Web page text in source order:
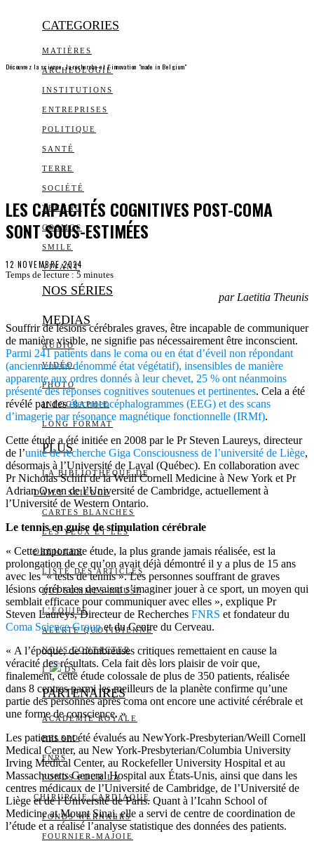
CATEGORIES
MATIÈRES
ARCHEOLOGIE
INSTITUTIONS
ENTREPRISES
POLITIQUE
SANTÉ
TERRE
SOCIÉTÉ
TECHNO
COSMOS
SMILE
VIVANT
NOS SÉRIES
MEDIAS
AUDIO
VIDÉO
PHOTO
INFOGRAPHIE
LONG FORMAT
PLUS
LA BIBLIOTHÈQUE DE
DAILY SCIENCE
CARTES BLANCHES
LES YEUX ET LES
OREILLES
LISTE DES ARTICLES
QUI SOMMES-NOUS?
L’ÉQUIPE
ALERTE QUOTIDIENNE
NOUS CONTACTER
I DS
PARTENAIRES
ACADÉMIE ROYALE
BELSPO
FNRS
FONDS POUR LA
CHIRURGIE CARDIAQUE
FONDS WERNAERS
FOURNIER-MAJOIE
Découvrez la science, la recherche et l’innovation "made in Belgium"
LES CAPACITÉS COGNITIVES POST-COMA
SONT SOUS-ESTIMÉES
12 NOVEMBRE 2024
Temps de lecture : 5 minutes
par Laetitia Theunis
Souffrir de lésions cérébrales graves, être incapable de communiquer
de manière visible, ne signifie pas nécessairement être inconscient.
Parmi 241 patients dans le coma ou en état d’éveil non répondant
(anciennement dénommé état végétatif), insensibles de manière
apparente aux ordres donnés à leur chevet, 25 % ont néanmoins
présenté des réponses cognitives soutenues et pertinentes. Cela a été
révélé par desélectroencéphalogrammes (EEG) et des scans
d’imagerie par résonance magnétique fonctionnelle (IRMf).
Cette étude a été initiée en 2008 par le Pr Steven Laureys, directeur
de l’unité de recherche Giga Consciousness de l’université de Liège,
désormais à l’Université de Laval (Québec). En collaboration avec
Pr Nicholas Schiff de la Weill Cornell Medicine à New York et Pr
Adrian Owen de l’Université de Cambridge, actuellement à
l’Université de Western Ontario.
Le tennis en guise de stimulation cérébrale
« Cette importante étude, la plus grande jamais réalisée, est la
prolongation de ce qu’on avait déjà démontré il y a plus de 15 ans
avec les « tests de tennis ». Les personnes souffrant de graves
lésions cérébrales devaient s’imaginer jouer à ce sport, un moyen qui
semblait efficace pour communiquer avec elles », explique Pr
Steven Laureys, Directeur de Recherches FNRS et fondateur du
Coma Science Groupet du Centre du Cerveau.
« A l’époque, de nombreuses critiques remettaient en cause la
véracité des résultats. Cela fait dès lors plaisir de voir que,
finalement, cette étude colossale de plus de 350 patients, réalisée
dans 8 centres parmi les meilleurs de la planète confirme qu’une
partie des personnes après coma ont encore une activité cérébrale et
une forme de conscience. »
Les patients ont été évalués au NewYork-Presbyterian/Weill Cornell
Medical Center, au New York-Presbyterian/Columbia University
Irving Medical Center, au Rockefeller University Hospital et au
Massachusetts General Hospital aux États-Unis, ainsi que dans les
centres médicaux de l’Université de Cambridge, de l’Université de
Liège et de l’Université de Paris. Quant à l’Icahn School of
Medicine at Mount Sinai, elle a servi de centre de coordination de
l’étude et a réalisé l’analyse statistique des données des patients.